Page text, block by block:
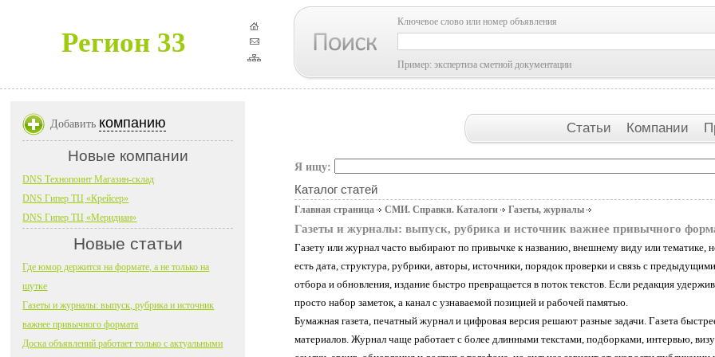
Регион 33
Ключевое слово или номер объявления
Пример: экспертиза сметной документации
Статьи Компании
Я ищу:
Каталог статей
Главная страница СМИ. Справки. Каталоги Газеты, журналы
Газеты и журналы: выпуск, рубрика и источник важнее привычного
Газету или журнал часто выбирают по привычке к названию, внешнему виду или тематике,
есть дата, структура, рубрики, авторы, источники, порядок проверки и связь с
отбора и обновления, издание быстро превращается в поток текстов. Если редакция
просто набор заметок, а канал с узнаваемой позицией и рабочей памятью.
Бумажная газета, печатный журнал и цифровая версия решают разные задачи. Газета
материалов. Журнал чаще работает с более длинными текстами, подборками, интервью,
Добавить компанию
Новые компании
DNS Технопоинт Магазин-склад
DNS Гипер ТЦ «Крейсер»
DNS Гипер ТЦ «Меридиан»
Новые статьи
Где юмор держится на формате, а не только на
шутке
Газеты и журналы: выпуск, рубрика и источник
важнее привычного формата
Доска объявлений работает только с актуальными